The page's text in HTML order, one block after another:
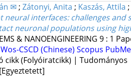
✉; Zátonyi, Anita ; Kaszás, Attila ;
neural interfaces: challenges
neuronal populations using
& NANOENGINEERING 9: 1
Wos-CSCD (Chinese) Scopus
cikk (Folyóiratcikk) | Tudományos
[Egyeztetett]